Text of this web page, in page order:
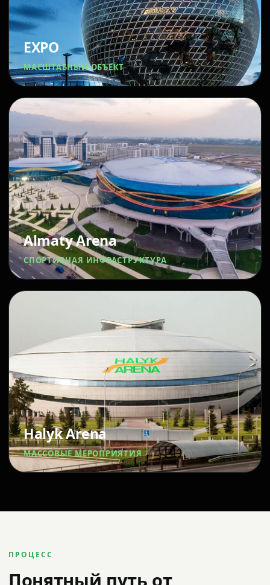
EXPO
МАСШТАБНЫЙ ОБЪЕКТ
Almaty Arena
СПОРТИВНАЯ ИНФРАСТРУКТУРА
Halyk Arena
МАССОВЫЕ МЕРОПРИЯТИЯ
ПРОЦЕСС
Понятный путь от